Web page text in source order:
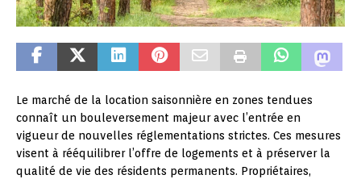
Le marché de la location saisonnière en zones tendues
connaît un bouleversement majeur avec l’entrée en
vigueur de nouvelles réglementations strictes. Ces mesures
visent à rééquilibrer l’offre de logements et à préserver la
qualité de vie des résidents permanents. Propriétaires,